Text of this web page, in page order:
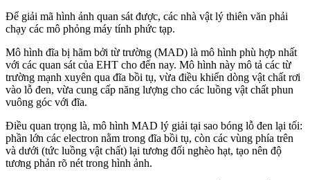
Để giải mã hình ảnh quan sát được, các nhà vật lý thiên văn phải
chạy các mô phỏng máy tính phức tạp.
Mô hình đĩa bị hãm bởi từ trường (MAD) là mô hình phù hợp nhất
với các quan sát của EHT cho đến nay. Mô hình này mô tả các từ
trường mạnh xuyên qua đĩa bồi tụ, vừa điều khiển dòng vật chất rơi
vào lỗ đen, vừa cung cấp năng lượng cho các luồng vật chất phun
vuông góc với đĩa.
Điều quan trọng là, mô hình MAD lý giải tại sao bóng lỗ đen lại tối:
phần lớn các electron nằm trong đĩa bồi tụ, còn các vùng phía trên
và dưới (tức luồng vật chất) lại tương đối nghèo hạt, tạo nên độ
tương phản rõ nét trong hình ảnh.